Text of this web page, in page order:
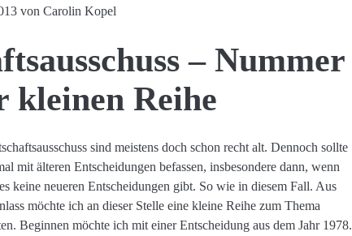
span>
vonCarolin Kopel
– Nummer
kleinen Reihe
sind meistens doch schon recht alt. Dennoch sollte
mit älteren Entscheidungen befassen, insbesondere dann, wenn
keine neueren Entscheidungen gibt. So wie in diesem Fall. Aus
möchte ich an dieser Stelle eine kleine Reihe zum Thema
Beginnen möchte ich mit einer Entscheidung aus dem Jahr 1978.